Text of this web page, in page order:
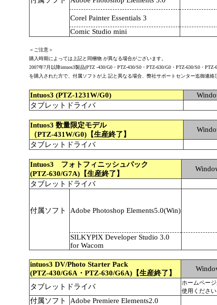
Corel Painter Essentials 3
Comic Studio mini
＜ご注意＞
購入時期によっては上記と同梱物 が異なる場合がございます。
2007年7月以降intuos3製品(PTZ -430/G0・PTZ-430/S0・PTZ-630/G0・PTZ-630/S0・PTZ-
を購入された方で、付属ソフトが上 記と異なる場合、弊社サポートセンター迄御連絡
Intuos3 (PTZ-1231W/G0)
タブレットドライバ
Intuos3 数量限定モデル
（PTZ-431W/G0)【生産終了】
タブレットドライバ
Intuos3 フォトフィニッシュパック
(PTZ-630/G7A)【生産終了】
タブレットドライバ
付属ソフト Adobe Photoshop Elements5.0(Win)
SILKYPIX Developer Studio 3.0
for Wacom
intuos3 DV/Photo Starter Pack
(PTZ-430/G6A・PTZ-630/G6A)【生産終了】
タブレットドライバ
ホームペー
使用ください
付属ソフト
Adobe Premiere Elements2.0